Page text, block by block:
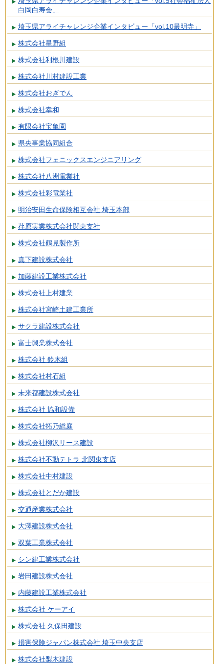
白岡白寿会」
埼玉県アライチャレンジ企業インタビュー「vol.10最明寺」
株式会社星野組
株式会社利根川建設
株式会社川村建設工業
株式会社おぎでん
株式会社幸和
有限会社宝亀園
県央事業協同組合
株式会社フェニックスエンジニアリング
株式会社八洲電業社
株式会社彩電業社
明治安田生命保険相互会社 埼玉本部
荏原実業株式会社関東支社
株式会社鶴見製作所
真下建設株式会社
加藤建設工業株式会社
株式会社上村建業
株式会社宮崎土建工業所
サクラ建設株式会社
富士興業株式会社
株式会社 鈴木組
株式会社村石組
未来都建設株式会社
株式会社 協和設備
株式会社拓乃総庭
株式会社柳沢リース建設
株式会社不動テトラ 北関東支店
株式会社中村建設
株式会社とだか建設
交通産業株式会社
大澤建設株式会社
双葉工業株式会社
シン建工業株式会社
岩田建設株式会社
内藤建設工業株式会社
株式会社 ケーアイ
株式会社 久保田建設
損害保険ジャパン株式会社 埼玉中央支店
株式会社梨木建設